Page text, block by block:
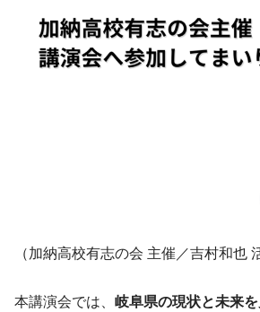
（加納高校有志の会 主催／吉村和也
本講演会では、 岐阜県の現状と未来